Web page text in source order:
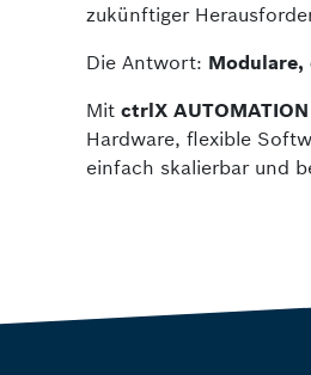
zukünftiger
Die Antwort: Modulare,
Mit ctrlX AUTOMATION
Hardware, flexible
einfach skalierbar und